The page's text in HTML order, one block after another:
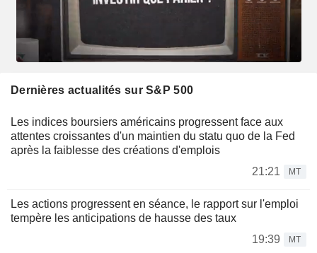
Dernières actualités sur S&P 500
Les indices boursiers américains progressent face aux
attentes croissantes d'un maintien du statu quo de la Fed
après la faiblesse des créations d'emplois
21:21
MT
Les actions progressent en séance, le rapport sur l'emploi
tempère les anticipations de hausse des taux
19:39
MT